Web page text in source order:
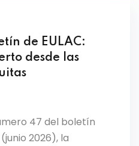
de EULAC:
desde las
47 del boletín
2026), la